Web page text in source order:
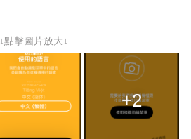
↓點擊圖片放大↓
+2